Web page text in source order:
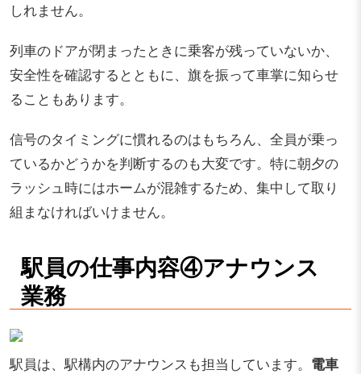
しれません。
列車のドアが閉まったときに乗客が残っていないか、
安全性を確認するとともに、旗を振って車掌に知らせ
ることもあります。
信号のタイミングに慣れるのはもちろん、全員が乗っ
ているかどうかを判断するのも大変です。特に朝夕の
ラッシュ時にはホームが混雑するため、集中して取り
組まなければいけません。
駅員の仕事内容④アナウンス
業務
駅員は、駅構内のアナウンスも担当しています。 電車